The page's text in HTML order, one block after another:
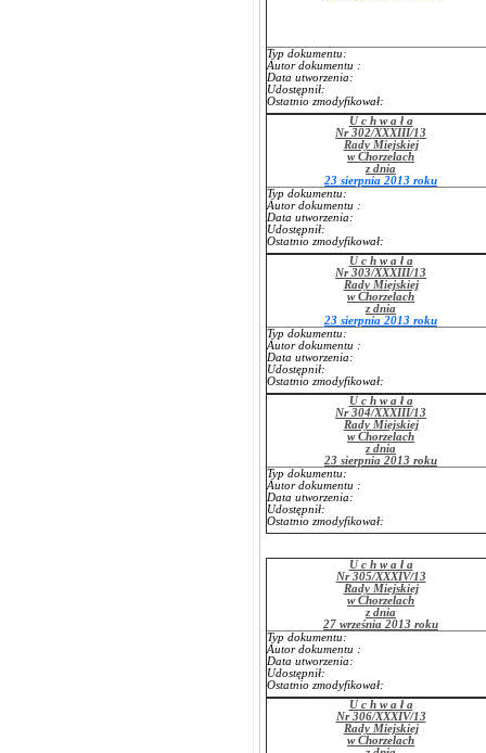
Typ dokumentu:
Autor dokumentu :
Data utworzenia:
Udostępnił:
Ostatnio zmodyfikował:
U c h w a ł a
Nr 302/XXXIII/13
Rady Miejskiej
w Chorzelach
z dnia
23 sierpnia 2013 roku
Typ dokumentu:
Autor dokumentu :
Data utworzenia:
Udostępnił:
Ostatnio zmodyfikował:
U c h w a ł a
Nr 303/XXXIII/13
Rady Miejskiej
w Chorzelach
z dnia
23 sierpnia 2013 roku
Typ dokumentu:
Autor dokumentu :
Data utworzenia:
Udostępnił:
Ostatnio zmodyfikował:
U c h w a ł a
Nr 304/XXXIII/13
Rady Miejskiej
w Chorzelach
z dnia
23 sierpnia 2013 roku
Typ dokumentu:
Autor dokumentu :
Data utworzenia:
Udostępnił:
Ostatnio zmodyfikował:
U c h w a ł a
Nr 305/XXXIV/13
Rady Miejskiej
w Chorzelach
z dnia
27 września 2013 roku
Typ dokumentu:
Autor dokumentu :
Data utworzenia:
Udostępnił:
Ostatnio zmodyfikował:
U c h w a ł a
Nr 306/XXXIV/13
Rady Miejskiej
w Chorzelach